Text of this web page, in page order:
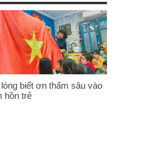
biết ơn thấm sâu vào
hồn trẻ